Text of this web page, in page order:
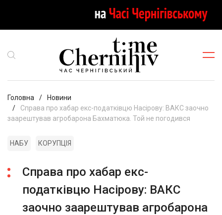
Головна
Новини
Справа про хабар екс-податківцю Насірову: ВАКС заочно
заарештував агробарона Бахматюка. Той не погодився
НАБУ КОРУПЦІЯ
Справа про хабар екс-
податківцю Насірову: ВАКС
заочно заарештував агробарона